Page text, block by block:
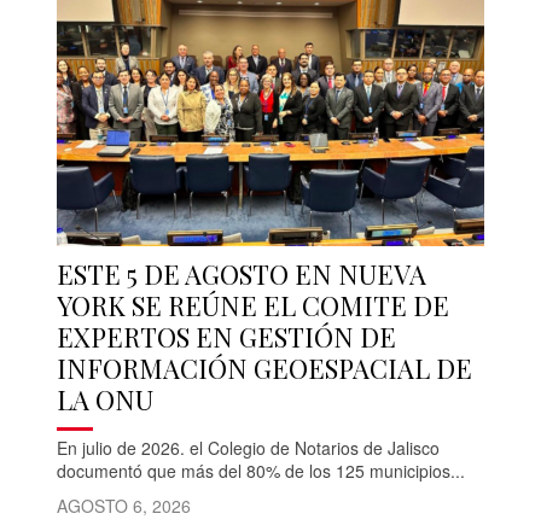
ESTE 5 DE AGOSTO EN NUEVA
YORK SE REÚNE EL COMITE DE
EXPERTOS EN GESTIÓN DE
INFORMACIÓN GEOESPACIAL DE
LA ONU
En julio de 2026. el Colegio de Notarios de Jalisco
documentó que más del 80% de los 125 municipios...
AGOSTO 6, 2026